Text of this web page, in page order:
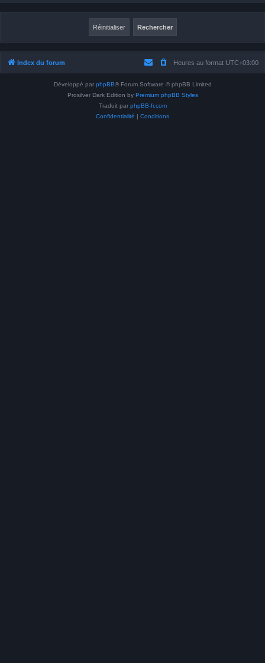
Index du forum Heures au format UTC+03:00
Développé par phpBB® Forum Software © phpBB Limited
Prosilver Dark Edition by Premium phpBB Styles
Traduit par phpBB-fr.com
Confidentialité
Conditions